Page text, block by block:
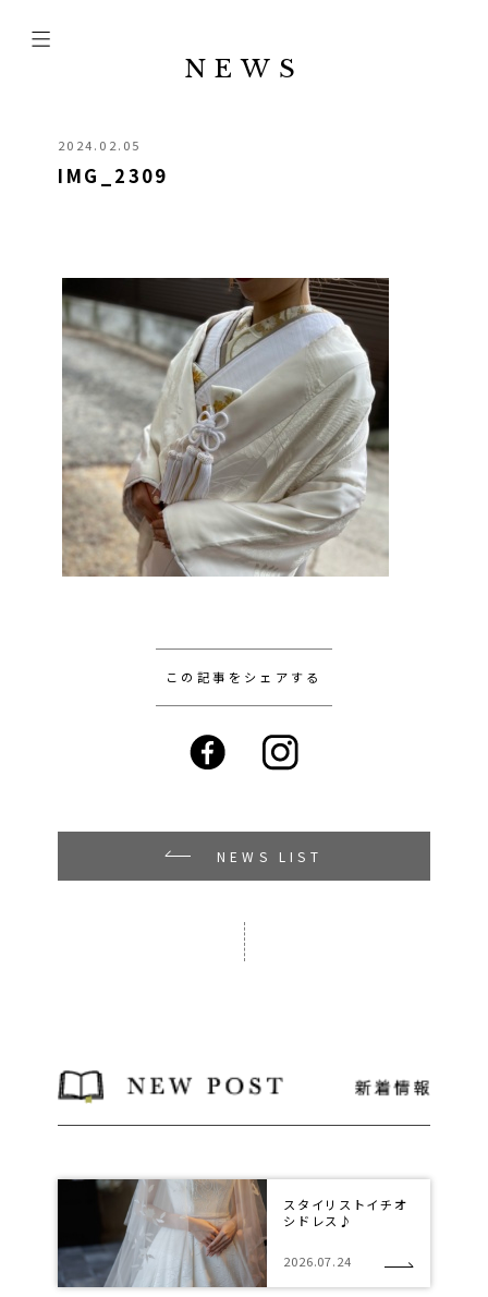
NEWS
2024.02.05
IMG_2309
この記事をシェアする
NEWS LIST
スタイリストイチオ
シドレス♪
2026.07.24